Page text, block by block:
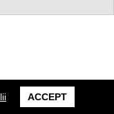
ACCEPT